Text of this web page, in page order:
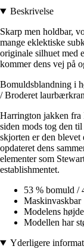
Beskrivelse
Skarp men holdbar,
mange eklektiske
originale silhuet med
kommer dens vej på
Bomuldsblandning i
/ Broderet
Harrington jakken fra
siden mods tog den
skjorten er den
opdateret dens
elementer som
establishmentet.
53 % bomuld /
Maskinvaskbar
Modelens
Modellen har
Yderligere